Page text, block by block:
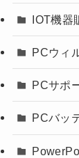
IOT機器
PCウィ
PCサポ
PCバッ